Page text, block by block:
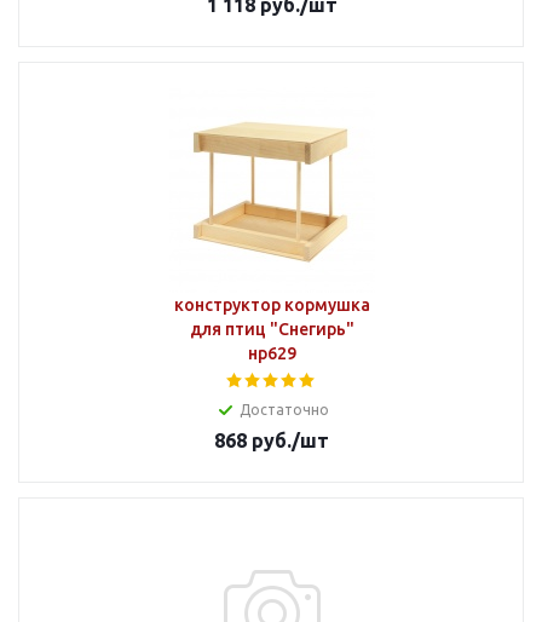
1 118руб./шт
конструктор кормушка
для птиц "Снегирь"
нр629
Достаточно
868 руб./шт